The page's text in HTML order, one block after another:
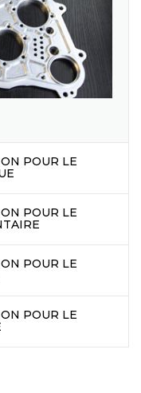
POUR LE
POUR LE
POUR LE
POUR LE